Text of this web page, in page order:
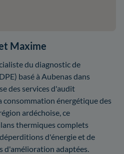
Maxime
du diagnostic de
basé à Aubenas dans
des services d'audit
énergétique des
ardéchoise, ce
thermiques complets
d'énergie et de
d'amélioration adaptées.